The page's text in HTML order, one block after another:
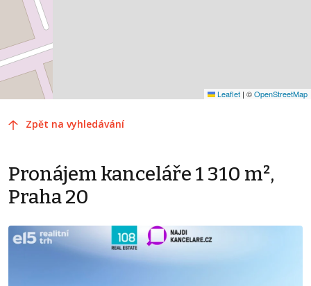
Leaflet | ©OpenStreetMap
Zpět na vyhledávání
Pronájem kanceláře 1 310 m²,
Praha 20